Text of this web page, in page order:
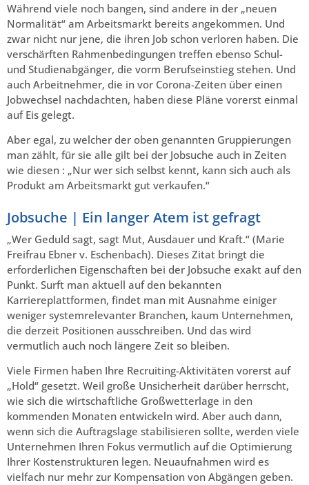
Während viele noch bangen, sind andere in der „neuen
Normalität“ am Arbeitsmarkt bereits angekommen. Und
zwar nicht nur jene, die ihren Job schon verloren haben. Die
verschärften Rahmenbedingungen treffen ebenso Schul-
und Studienabgänger, die vorm Berufseinstieg stehen. Und
auch Arbeitnehmer, die in vor Corona-Zeiten über einen
Jobwechsel nachdachten, haben diese Pläne vorerst einmal
auf Eis gelegt.
Aber egal, zu welcher der oben genannten Gruppierungen
man zählt, für sie alle gilt bei der Jobsuche auch in Zeiten
wie diesen : „Nur wer sich selbst kennt, kann sich auch als
Produkt am Arbeitsmarkt gut verkaufen.“
Jobsuche | Ein langer Atem ist gefragt
„Wer Geduld sagt, sagt Mut, Ausdauer und Kraft.“ (Marie
Freifrau Ebner v. Eschenbach). Dieses Zitat bringt die
erforderlichen Eigenschaften bei der Jobsuche exakt auf den
Punkt. Surft man aktuell auf den bekannten
Karriereplattformen, findet man mit Ausnahme einiger
weniger systemrelevanter Branchen, kaum Unternehmen,
die derzeit Positionen ausschreiben. Und das wird
vermutlich auch noch längere Zeit so bleiben.
Viele Firmen haben Ihre Recruiting-Aktivitäten vorerst auf
„Hold“ gesetzt. Weil große Unsicherheit darüber herrscht,
wie sich die wirtschaftliche Großwetterlage in den
kommenden Monaten entwickeln wird. Aber auch dann,
wenn sich die Auftragslage stabilisieren sollte, werden viele
Unternehmen Ihren Fokus vermutlich auf die Optimierung
Ihrer Kostenstrukturen legen. Neuaufnahmen wird es
vielfach nur mehr zur Kompensation von Abgängen geben.